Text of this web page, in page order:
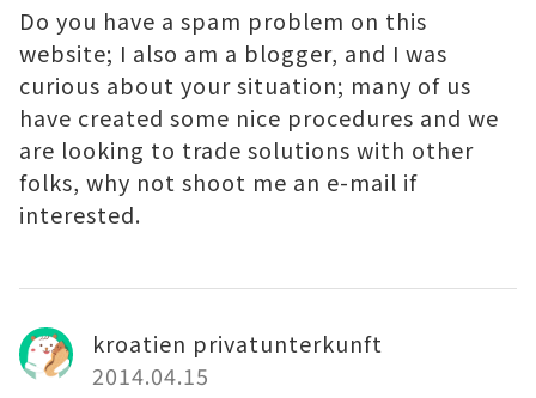
Do you have a spam problem on this
website; I also am a blogger, and I was
curious about your situation; many of us
have created some nice procedures and we
are looking to trade solutions with other
folks, why not shoot me an e-mail if
interested.
kroatien privatunterkunft
2014.04.15